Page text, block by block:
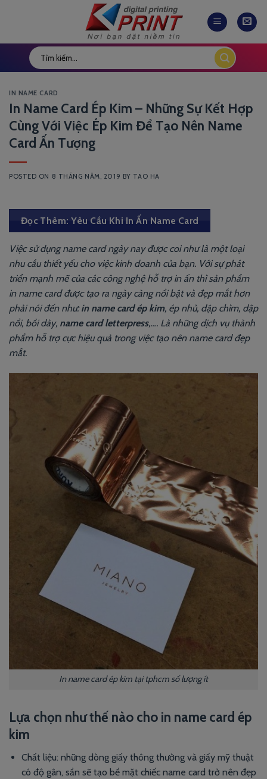
IN NAME CARD
In Name Card Ép Kim – Những Sự Kết Hợp
Cùng Với Việc Ép Kim Để Tạo Nên Name
Card Ấn Tượng
POSTED ON 8 THÁNG NĂM, 2019 BY TAO HA
Đọc Thêm: Yêu Cầu Khi In Ấn Name Card
Việc sử dụng name card ngày nay được coi như là một loại
nhu cầu thiết yếu cho việc kinh doanh của bạn. Với sự phát
triển mạnh mẽ của các công nghệ hỗ trợ in ấn thì sản phẩm
in name card được tạo ra ngày càng nổi bật và đẹp mắt hơn
phải nói đến như:in name card ép kim, ép nhủ, dập chìm, dập
nổi, bồi dày, name card letterpress,…. Là những dịch vụ thành
phẩm hỗ trợ cực hiệu quả trong việc tạo nên name card đẹp
mắt.
In name card ép kim tại tphcm số lượng ít
Lựa chọn như thế nào cho in name card ép
kim
Chất liệu: những dòng giấy thông thường và giấy mỹ thuật
có độ gân, sần sẽ tạo bề mặt chiếc name card trở nên đẹp